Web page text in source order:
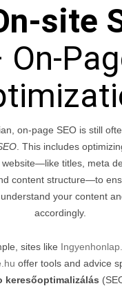
site
On-
on-page SEO is still
. This includes
titles, meta
content structure—to
your content
accordingly.
sites like
offer tools and advice
keresőoptimalizálás